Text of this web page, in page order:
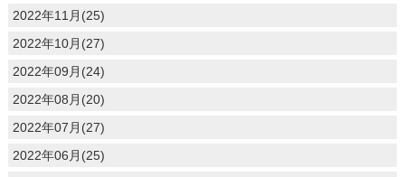
2022年11月(25)
2022年10月(27)
2022年09月(24)
2022年08月(20)
2022年07月(27)
2022年06月(25)